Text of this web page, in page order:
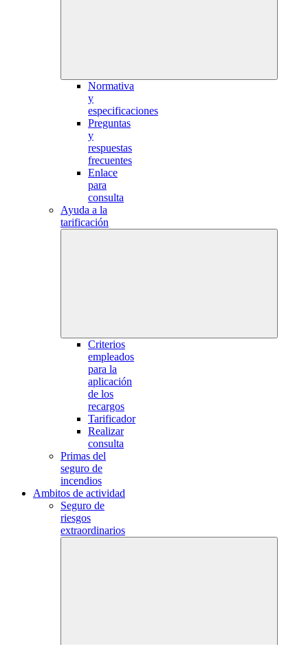
Normativa
y
especificaciones
Preguntas
y
respuestas
frecuentes
Enlace
para
consulta
Ayuda a la
tarificación
Criterios
empleados
para la
aplicación
de los
recargos
Tarificador
Realizar
consulta
Primas del
seguro de
incendios
Ambitos de actividad
Seguro de
riesgos
extraordinarios